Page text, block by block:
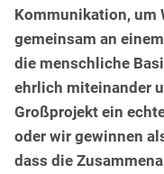
Kommunikation, um
gemeinsam an
die menschliche
ehrlich miteinander
Großprojekt ein
oder wir gewinnen
dass die